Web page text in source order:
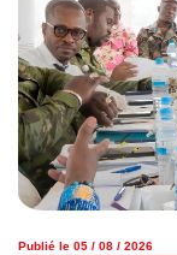
Publié le 05 / 08 / 2026